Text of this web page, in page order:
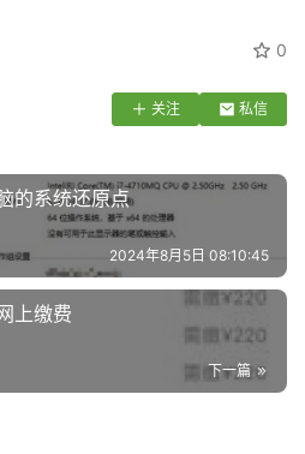
0
关注
私信
的系统还原点
2024年8月5日 08:10:45
上缴费
下一篇